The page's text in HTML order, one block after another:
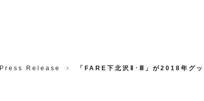
Press Release 「FARE下北沢Ⅱ･Ⅲ」が2018年グッ